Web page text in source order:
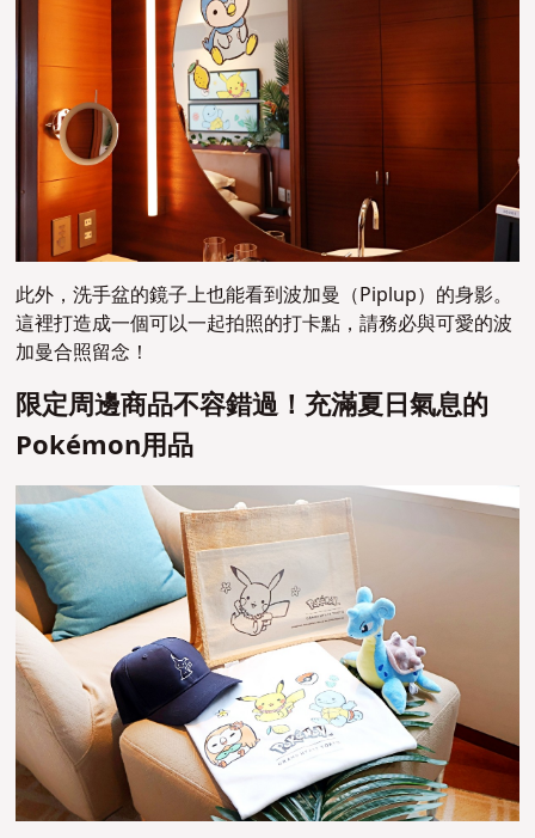
此外，洗手盆的鏡子上也能看到波加曼（Piplup）的身影。
這裡打造成一個可以一起拍照的打卡點，請務必與可愛的波
加曼合照留念！
限定周邊商品不容錯過！充滿夏日氣息的
Pokémon用品